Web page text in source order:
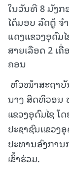
ໃນວັນທີ 8 ມັງກ
ໄດ້ມອບ ລົດຕູ້ ຈ
ແດງແຂວງອຸດົມ
ສາຍເລືອດ 2 ເ
ຄອນ
ຫົວໜ້າສະຖາບັ
ນາງ ສິດທິວອນ
ແຂວງອຸດົມໄຊ
ປະຊາຊົນແຂວງ
ປະທານອົງການ
ເຂົ້າຮ່ວມ.